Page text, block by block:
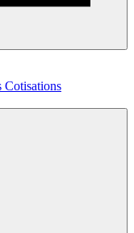
Cotisations